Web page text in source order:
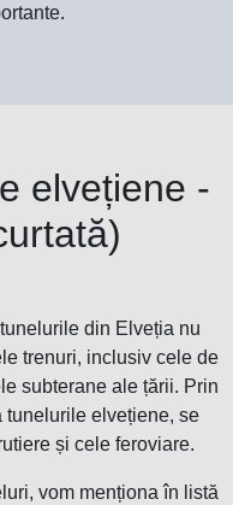
elvețiene -
din Elveția nu
trenuri, inclusiv cele de
subterane ale țării. Prin
tunelurile elvețiene, se
și cele feroviare.
vom menționa în listă